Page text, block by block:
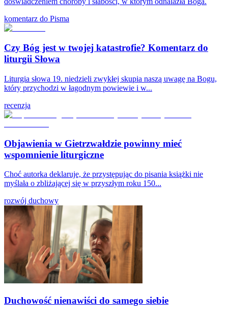
komentarz do Pisma
Czy Bóg jest w twojej katastrofie? Komentarz do
liturgii Słowa
Liturgia słowa 19. niedzieli zwykłej skupia naszą uwagę na Bogu,
który przychodzi w łagodnym powiewie i w...
recenzja
Objawienia w Gietrzwałdzie powinny mieć
wspomnienie liturgiczne
Choć autorka deklaruje, że przystępując do pisania książki nie
myślała o zbliżającej się w przyszłym roku 150...
rozwój duchowy
Duchowość nienawiści do samego siebie